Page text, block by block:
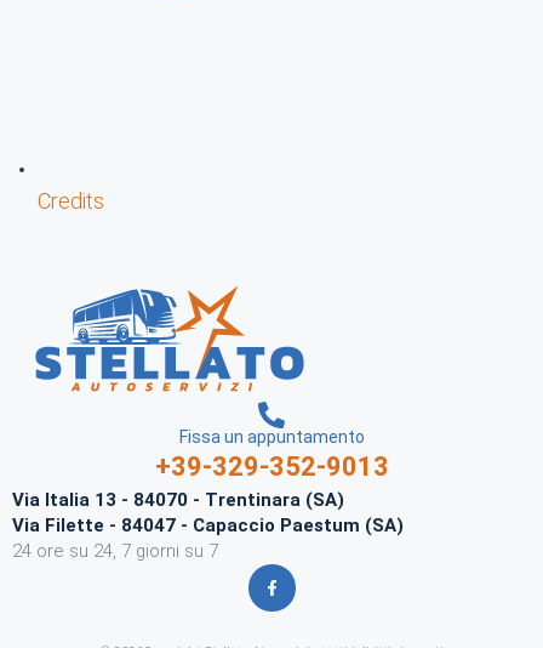
Fissa un appuntamento
+39-329-352-9013
Via Italia 13 - 84070 - Trentinara (SA)
Via Filette - 84047 - Capaccio Paestum (SA)
24 ore su 24, 7 giorni su 7
Credits